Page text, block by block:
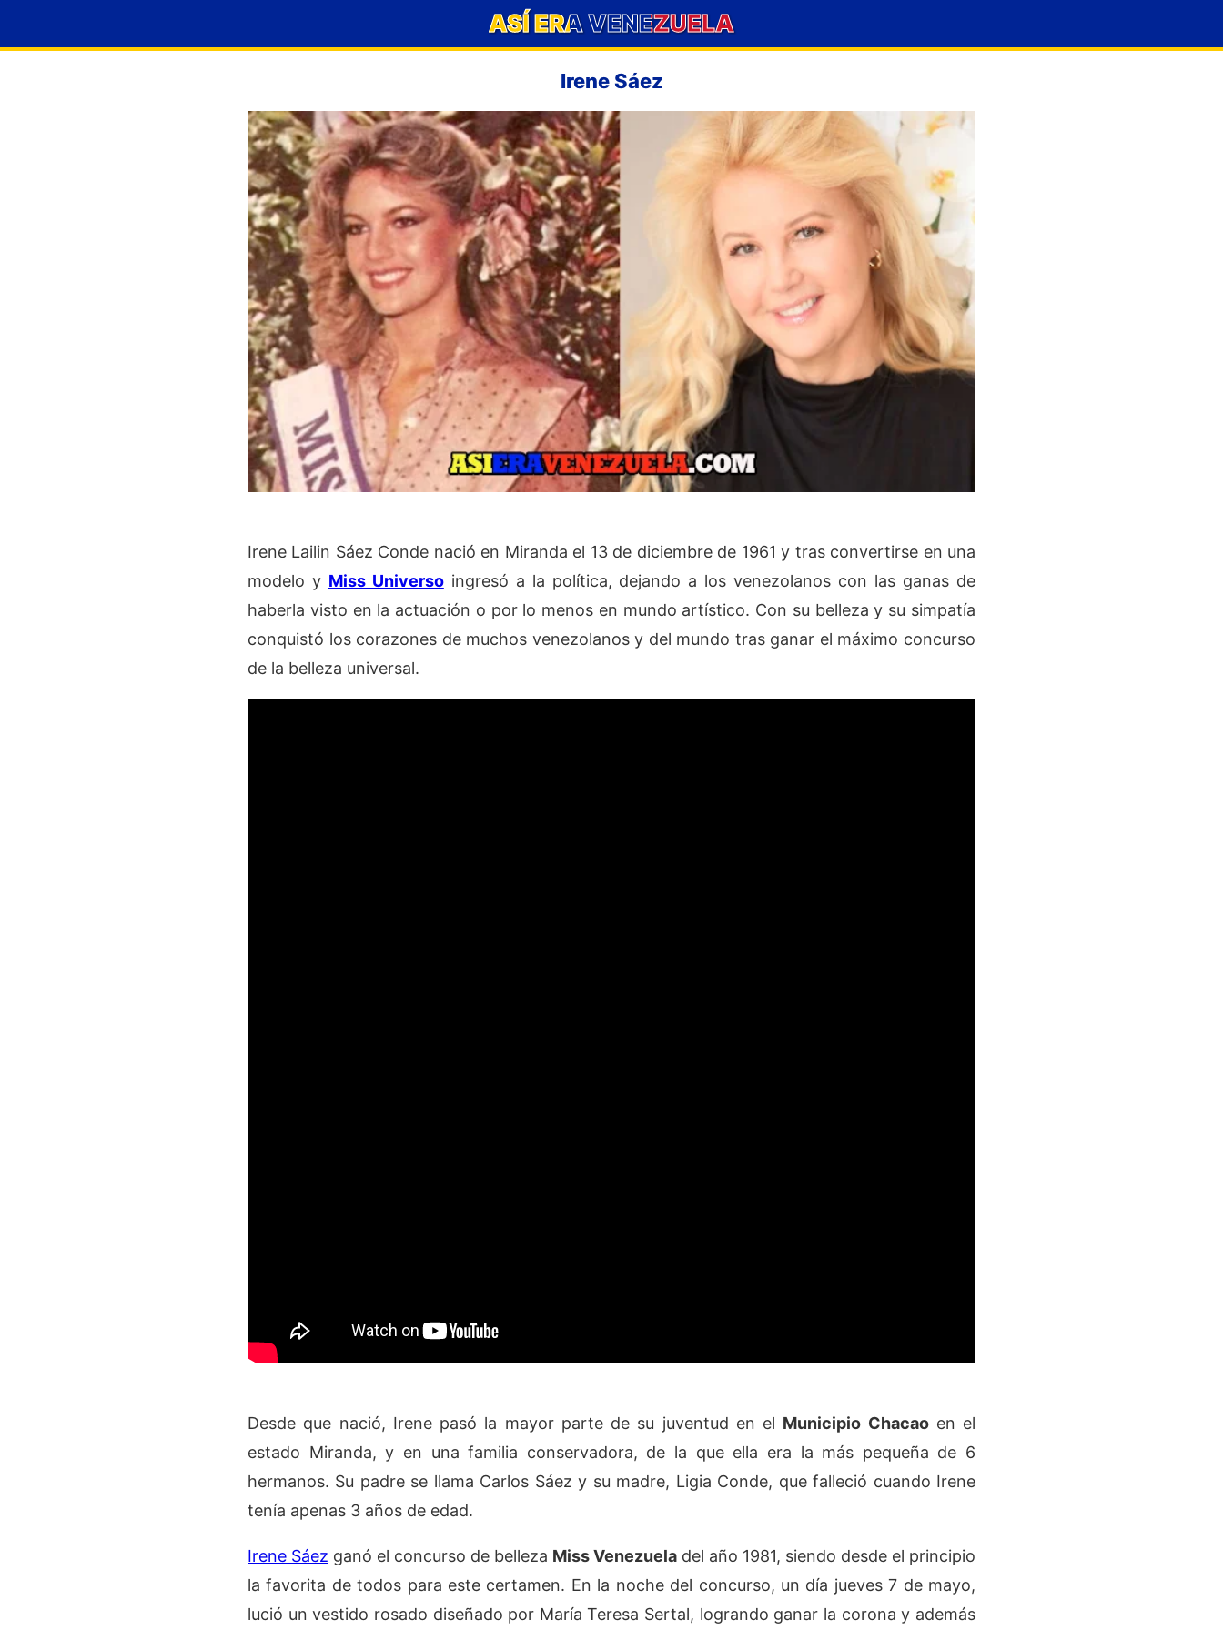
ASÍ ERA VENEZUELA
Irene Sáez
Irene Lailin Sáez Conde nació en Miranda el 13 de diciembre de 1961 y tras convertirse en una
modelo y Miss Universoingresó a la política, dejando a los venezolanos con las ganas de
haberla visto en la actuación o por lo menos en mundo artístico. Con su belleza y su simpatía
conquistó los corazones de muchos venezolanos y del mundo tras ganar el máximo concurso
de la belleza universal.
Desde que nació, Irene pasó la mayor parte de su juventud en el Municipio Chacaoen el
estado Miranda, y en una familia conservadora, de la que ella era la más pequeña de 6
hermanos. Su padre se llama Carlos Sáez y su madre, Ligia Conde, que falleció cuando Irene
tenía apenas 3 años de edad.
Irene Sáez ganó el concurso de belleza Miss Venezuela del año 1981, siendo desde el principio
la favorita de todos para este certamen. En la noche del concurso, un día jueves 7 de mayo,
lució un vestido rosado diseñado por María Teresa Sertal, logrando ganar la corona y además